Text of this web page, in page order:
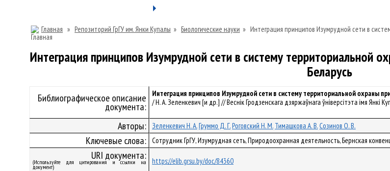
Главная » Репозиторий ГрГУ им. Янки Купалы » Биологические науки » Интеграция принципов Изумрудной сети в
Интеграция принципов Изумрудной сети в систему территориальной
Беларусь
Библиографическое описание
документа:
Интеграция принципов Изумрудной сети в систему территориальной охраны
/ Н. А. Зеленкевич [и др.] // Веснік Гродзенскага дзяржаўнага ўніверсітэта імя Янкі
Авторы: Зеленкевич Н. А.Груммо Д. Г.Роговский Н. М. Тимашкова А. В.Созинов О. В.
Ключевые слова: Сотрудник ГрГУ, Изумрудная сеть, Природоохранная деятельность, Бернская
URI документа:
(Используйте для цитирования и ссылки на
документ)
https://elib.grsu.by/doc/84360